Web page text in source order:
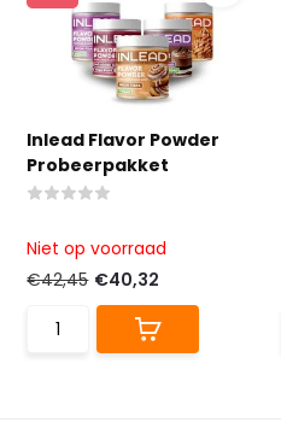
Inlead Flavor Powder
Probeerpakket
Niet op voorraad
€42,45 €40,32